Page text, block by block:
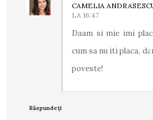
CAMELIA
LA 16:47
Daam si mie imi
cum sa nu iti placa,
poveste!
Răspundeți